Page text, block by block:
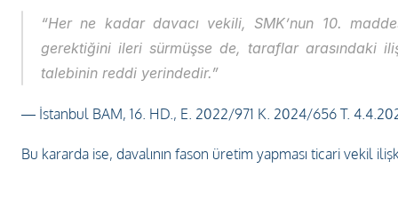
“Her ne kadar davacı vekili, SMK’nun 10.
gerektiğini ileri sürmüşse de, taraflar arasındaki
talebinin reddi yerindedir.”
— İstanbul BAM, 16. HD., E. 2022/971 K. 2024/656 T.
Bu kararda ise, davalının fason üretim yapması ticari vekil